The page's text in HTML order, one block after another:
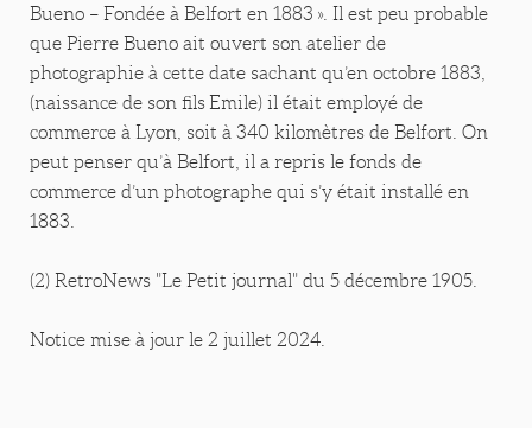
Bueno – Fondée à Belfort en 1883 ». Il est peu probable
que Pierre Bueno ait ouvert son atelier de
photographie à cette date sachant qu’en octobre 1883,
(naissance de son fils Emile) il était employé de
commerce à Lyon, soit à 340 kilomètres de Belfort. On
peut penser qu’à Belfort, il a repris le fonds de
commerce d’un photographe qui s’y était installé en
1883.
(2) RetroNews "Le Petit journal" du 5 décembre 1905.
Notice mise à jour le 2 juillet 2024.